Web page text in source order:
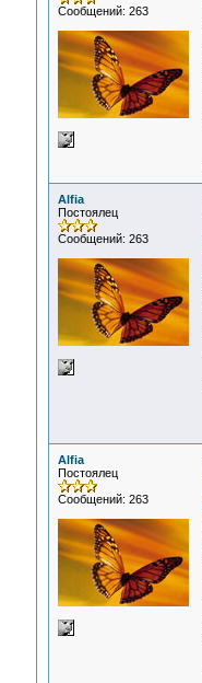
Сообщений: 263
Alfia
Постоялец
Сообщений: 263
Alfia
Постоялец
Сообщений: 263